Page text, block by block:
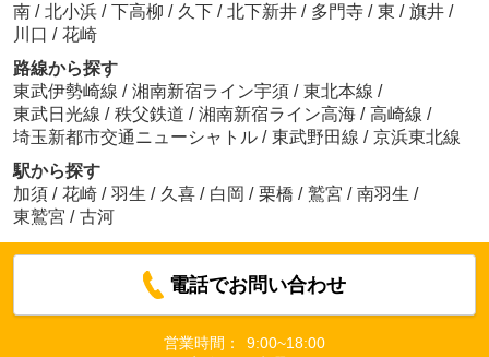
南 / 北小浜 / 下高柳 / 久下 / 北下新井 / 多門寺 / 東 / 旗井 /
川口 / 花崎
路線から探す
東武伊勢崎線 / 湘南新宿ライン宇須 / 東北本線 /
東武日光線 / 秩父鉄道 / 湘南新宿ライン高海 / 高崎線 /
埼玉新都市交通ニューシャトル / 東武野田線 / 京浜東北線
駅から探す
加須 / 花崎 / 羽生 / 久喜 / 白岡 / 栗橋 / 鷲宮 / 南羽生 /
東鷲宮 / 古河
電話でお問い合わせ
営業時間：
9:00~18:00